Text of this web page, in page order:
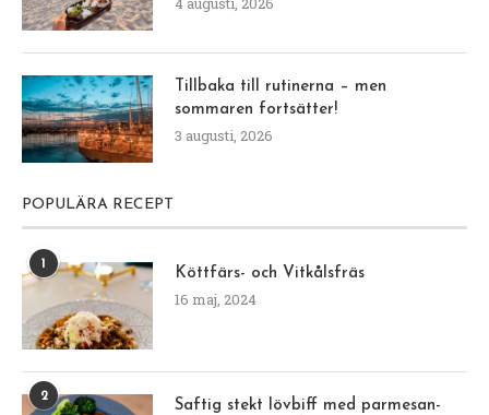
Tillbaka till rutinerna – men
sommaren fortsätter!
3 augusti, 2026
POPULÄRA RECEPT
1
Köttfärs- och Vitkålsfräs
16 maj, 2024
2
Saftig stekt lövbiff med parmesan-